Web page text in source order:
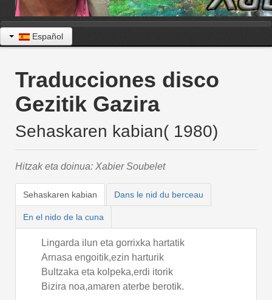
Español
Traducciones disco
Gezitik Gazira
Sehaskaren kabian( 1980)
Hitzak eta doinua: Xabier Soubelet
Sehaskaren kabian Dans le nid du berceau
En el nido de la cuna
Lingarda ilun eta gorrixka hartatik
Arnasa engoitik,ezin harturik
Bultzaka eta kolpeka,erdi itorik
Bizira noa,amaren aterbe berotik.